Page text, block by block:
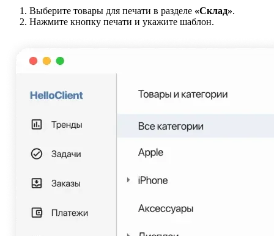
Выберите товары для печати в разделе «Склад».
Нажмите кнопку печати и укажите шаблон.